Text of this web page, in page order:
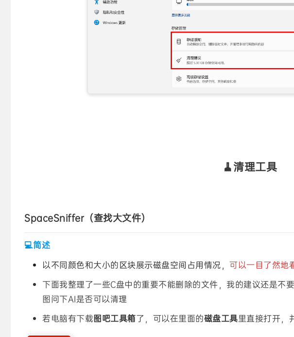
🧹清理工具
SpaceSniffer（查找大文件）
💻简述
以不同颜色和大小的区块展示磁盘空间占用情况，可以一目了然地
下面我整理了一些C盘中的重要不能删除的文件，我的建议还是不
图问下AI是否可以清理
若电脑有下载图吧工具箱了，可以在里面的磁盘工具里直接打开，